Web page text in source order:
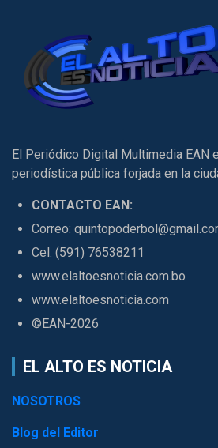
El Periódico Digital Multimedia EAN
periodística pública forjada en la
CONTACTO EAN:
Correo:
Cel. (591) 76538211
www.elaltoesnoticia.com.bo
www.elaltoesnoticia.com
©EAN-2026
EL ALTO ES NOTICIA
NOSOTROS
Blog del Editor